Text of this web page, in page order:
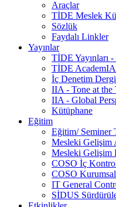
Araçlar
TİDE Meslek
Sözlük
Faydalı Linkler
Yayınlar
TİDE Yayınları
TİDE AcademIA
İç Denetim
IIA - Tone at the
IIA - Global
Kütüphane
Eğitim
Eğitim/ Seminer
Mesleki Gelişim
Mesleki Gelişim
COSO İç
COSO
IT General
SİDUS